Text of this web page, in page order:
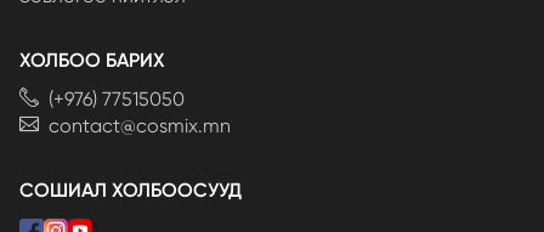
ХОЛБОО БАРИХ
(+976) 77515050
contact@cosmix.mn
СОШИАЛ ХОЛБООСУУД